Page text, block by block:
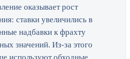
оказывает рост
ставки увеличились в
надбавки к фрахту
значений. Из-за этого